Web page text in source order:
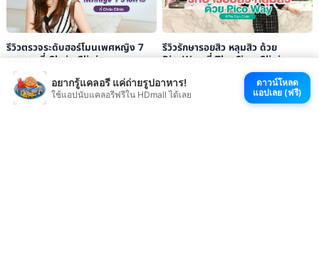
รีวิวตรวจระดับฮอร์โมนเพศหญิง 7
รายการ ที่ Chrio Clinic
รีวิวรักษารอยสิว หลุมสิว ด้วย
PicoWay ที่ The Sign Clinic
อยากรู้แคลอรี แค่ถ่ายรูปอาหาร!
ใช้แอปนับแคลอรีฟรีใน HDmall ได้เลย
ดาวน์โหลด
แอปเลย (ฟรี)